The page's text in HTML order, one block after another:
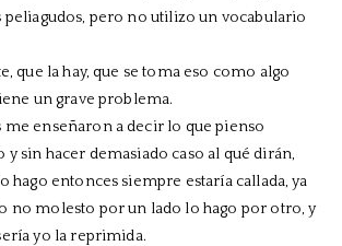
peliagudos, pero no utilizo un vocabulario
que la hay, que se toma eso como algo
un grave problema.
me enseñaron a decir lo que pienso
y sin hacer demasiado caso al qué dirán,
hago entonces siempre estaría callada, ya
no molesto por un lado lo hago por otro, y
yo la reprimida.